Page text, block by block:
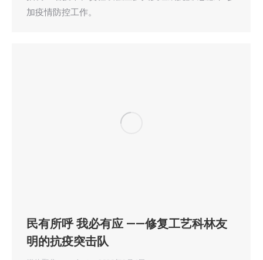
加疫情防控工作。
民有所呼 我必有应 ——修复工艺科林友
明的抗疫突击队